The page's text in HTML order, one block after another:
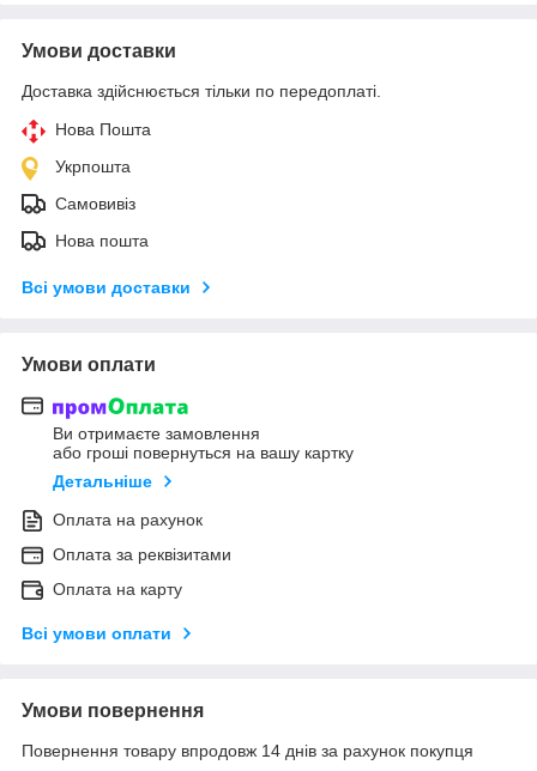
Умови доставки
Доставка здійснюється тільки по передоплаті.
Нова Пошта
Укрпошта
Самовивіз
Нова пошта
Всі умови доставки
Умови оплати
Ви отримаєте замовлення
або гроші повернуться на вашу картку
Детальніше
Оплата на рахунок
Оплата за реквізитами
Оплата на карту
Всі умови оплати
Умови повернення
Повернення товару впродовж 14 днів за рахунок покупця